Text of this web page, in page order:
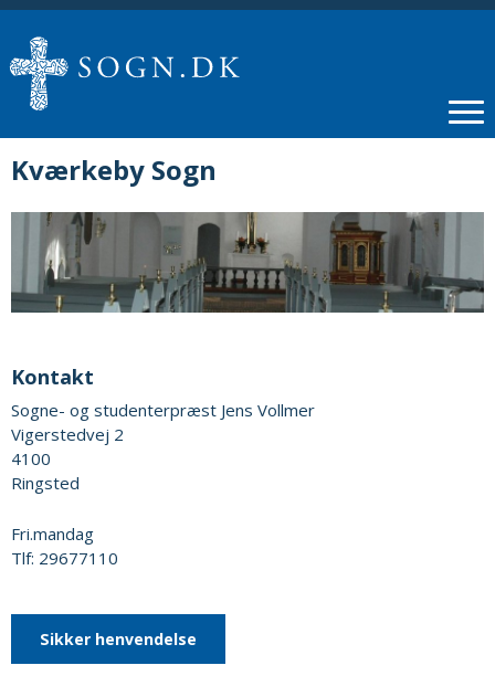
Kværkeby Sogn
Kontakt
Sogne- og studenterpræst Jens Vollmer
Vigerstedvej 2
4100
Ringsted
Fri.mandag
Tlf: 29677110
Sikker henvendelse